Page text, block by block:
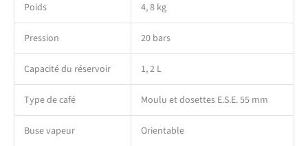
Poids 4, 8 kg
Pression 20 bars
Capacité du réservoir 1, 2 L
Type de café Moulu et dosettes E.S.E. 55 mm
Buse vapeur Orientable